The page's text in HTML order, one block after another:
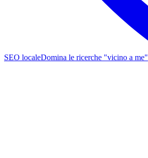
SEO localeDomina le ricerche "vicino a me"